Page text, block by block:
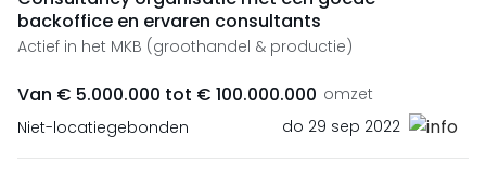
backoffice en ervaren consultants
Actief in het MKB (groothandel & productie)
Van € 5.000.000 tot € 100.000.000 omzet
Niet-locatiegebonden
do 29 sep 2022